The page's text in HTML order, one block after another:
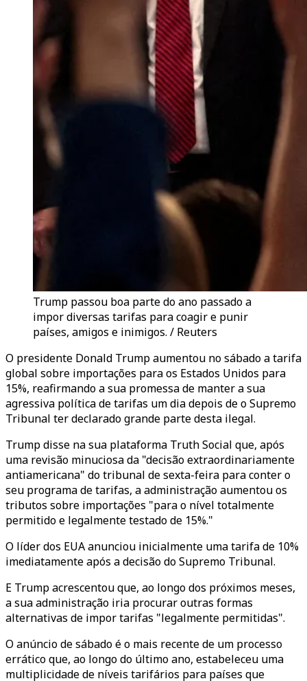
Trump passou boa parte do ano passado a
impor diversas tarifas para coagir e punir
países, amigos e inimigos. / Reuters
O presidente Donald Trump aumentou no sábado a tarifa
global sobre importações para os Estados Unidos para
15%, reafirmando a sua promessa de manter a sua
agressiva política de tarifas um dia depois de o Supremo
Tribunal ter declarado grande parte desta ilegal.
Trump disse na sua plataforma Truth Social que, após
uma revisão minuciosa da "decisão extraordinariamente
antiamericana" do tribunal de sexta-feira para conter o
seu programa de tarifas, a administração aumentou os
tributos sobre importações "para o nível totalmente
permitido e legalmente testado de 15%."
O líder dos EUA anunciou inicialmente uma tarifa de 10%
imediatamente após a decisão do Supremo Tribunal.
E Trump acrescentou que, ao longo dos próximos meses,
a sua administração iria procurar outras formas
alternativas de impor tarifas "legalmente permitidas".
O anúncio de sábado é o mais recente de um processo
errático que, ao longo do último ano, estabeleceu uma
multiplicidade de níveis tarifários para países que